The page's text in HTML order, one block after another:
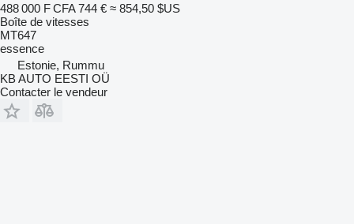
488 000 F CFA 744 € ≈ 854,50 $US
Boîte de vitesses
MT647
essence
Estonie, Rummu
KB AUTO EESTI OÜ
Contacter le vendeur